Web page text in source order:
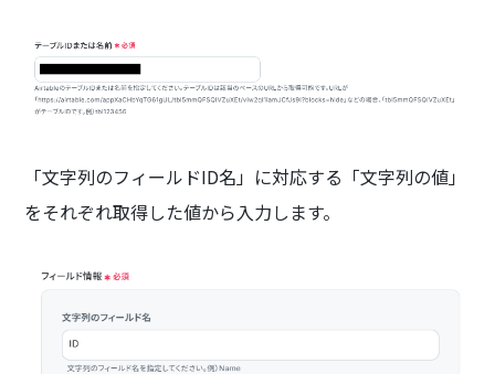
「文字列のフィールドID名」に対応する「文字列の値」
をそれぞれ取得した値から入力します。